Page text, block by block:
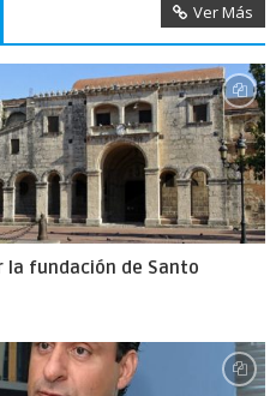
Ver Más
la fundación de Santo